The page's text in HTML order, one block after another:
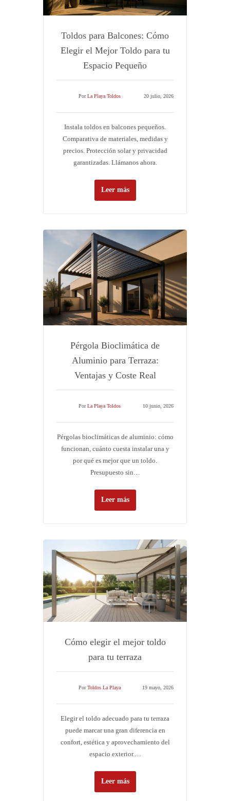
Toldos para Balcones: Cómo
Elegir el Mejor Toldo para tu
Espacio Pequeño
PorLa Playa Toldos 20 julio, 2026
Instala toldos en balcones pequeños.
Comparativa de materiales, medidas y
precios. Protección solar y privacidad
garantizadas. Llámanos ahora.
Leer más
Pérgola Bioclimática de
Aluminio para Terraza:
Ventajas y Coste Real
PorLa Playa Toldos 10 junio, 2026
Pérgolas bioclimáticas de aluminio: cómo
funcionan, cuánto cuesta instalar una y
por qué es mejor que un toldo.
Presupuesto sin…
Leer más
Cómo elegir el mejor toldo
para tu terraza
PorToldos La Playa 19 mayo, 2026
Elegir el toldo adecuado para tu terraza
puede marcar una gran diferencia en
confort, estética y aprovechamiento del
espacio exterior.…
Leer más